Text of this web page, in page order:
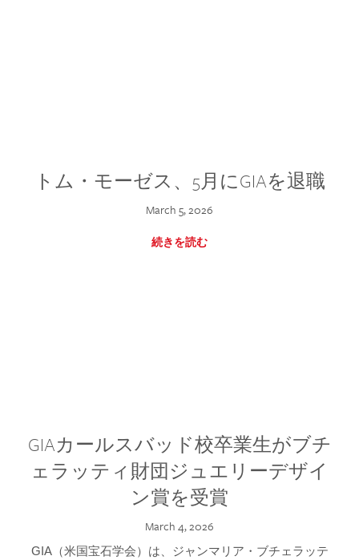
トム・モーゼス、5月にGIAを退職
March 5, 2026
続きを読む
GIAカールスバッド校卒業生がブチ
ェラッティ財団ジュエリーデザイ
ン賞を受賞
March 4, 2026
GIA（米国宝石学会）は、ジャンマリア・ブチェラッテ